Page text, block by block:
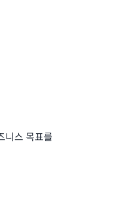
니스 목표를